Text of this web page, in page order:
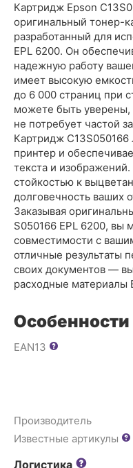
Картридж Epson
оригинальный тонер-
разработанный для
EPL 6200. Он
надежную работу
имеет высокую
до 6 000 страниц при
можете быть уверены,
не потребует частой
Картридж C13S050166
принтер и
текста и
стойкостью к
долговечность ваших
Заказывая
S050166 EPL 6200, вы
совместимости с
отличные результаты
своих документов —
расходные материалы
Особенности
EAN13
Производитель
Известные артикулы
Логистика